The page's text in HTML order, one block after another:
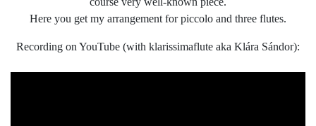
Here you get my arrangement for piccolo and three flutes.
Recording on YouTube (with klarissimaflute aka Klára Sándor):